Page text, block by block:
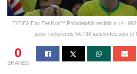
El FIFA Fan Festival™ Philadelphia recibió a
junio, incluyendo 54.136 asistentes solo el
0
SHARES